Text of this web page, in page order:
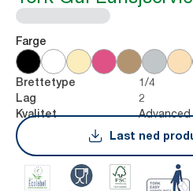
Farge
Brettetype 1/4
Lag 2
Kvalitet
Advanced
Last ned